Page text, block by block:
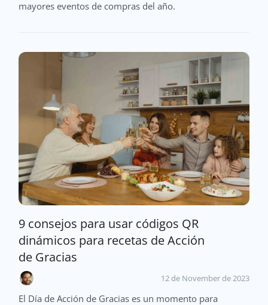
mayores eventos de compras del año.
9 consejos para usar códigos QR
dinámicos para recetas de Acción
de Gracias
12 de November de 2023
El Día de Acción de Gracias es un momento para